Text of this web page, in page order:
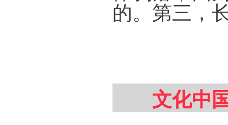
的。第三，
文化中